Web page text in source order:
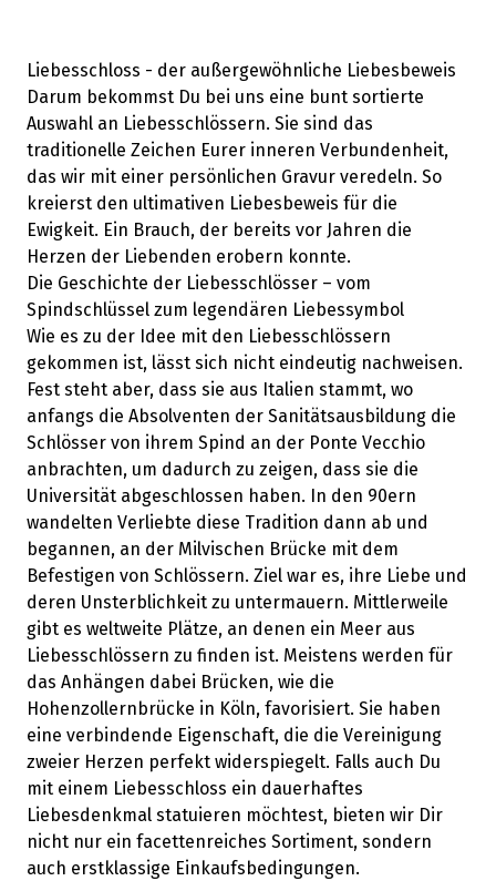
Liebesschloss - der außergewöhnliche Liebesbeweis
Darum bekommst Du bei uns eine bunt sortierte
Auswahl an Liebesschlössern. Sie sind das
traditionelle Zeichen Eurer inneren Verbundenheit,
das wir mit einer persönlichen Gravur veredeln. So
kreierst den ultimativen Liebesbeweis für die
Ewigkeit. Ein Brauch, der bereits vor Jahren die
Herzen der Liebenden erobern konnte.
Die Geschichte der Liebesschlösser – vom
Spindschlüssel zum legendären Liebessymbol
Wie es zu der Idee mit den Liebesschlössern
gekommen ist, lässt sich nicht eindeutig nachweisen.
Fest steht aber, dass sie aus Italien stammt, wo
anfangs die Absolventen der Sanitätsausbildung die
Schlösser von ihrem Spind an der Ponte Vecchio
anbrachten, um dadurch zu zeigen, dass sie die
Universität abgeschlossen haben. In den 90ern
wandelten Verliebte diese Tradition dann ab und
begannen, an der Milvischen Brücke mit dem
Befestigen von Schlössern. Ziel war es, ihre Liebe und
deren Unsterblichkeit zu untermauern. Mittlerweile
gibt es weltweite Plätze, an denen ein Meer aus
Liebesschlössern zu finden ist. Meistens werden für
das Anhängen dabei Brücken, wie die
Hohenzollernbrücke in Köln, favorisiert. Sie haben
eine verbindende Eigenschaft, die die Vereinigung
zweier Herzen perfekt widerspiegelt. Falls auch Du
mit einem Liebesschloss ein dauerhaftes
Liebesdenkmal statuieren möchtest, bieten wir Dir
nicht nur ein facettenreiches Sortiment, sondern
auch erstklassige Einkaufsbedingungen.